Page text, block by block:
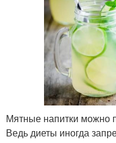
Мятные напитки можно
Ведь диеты иногда